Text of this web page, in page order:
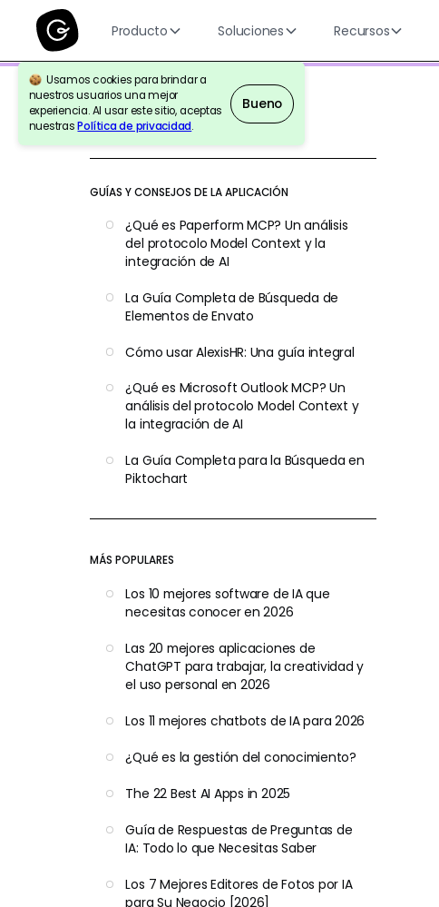
Producto Soluciones Recursos
Usamos cookies para brindar a
nuestros usuarios una mejor
experiencia. Al usar este sitio, aceptas
nuestrasPolítica de privacidad.
Bueno
Volver a la Referencia
GUÍAS Y CONSEJOS DE LA APLICACIÓN
¿Qué es Paperform MCP? Un análisis
del protocolo Model Context y la
integración de AI
La Guía Completa de Búsqueda de
Elementos de Envato
Cómo usar AlexisHR: Una guía integral
¿Qué es Microsoft Outlook MCP? Un
análisis del protocolo Model Context y
la integración de AI
La Guía Completa para la Búsqueda en
Piktochart
MÁS POPULARES
Los 10 mejores software de IA que
necesitas conocer en 2026
Las 20 mejores aplicaciones de
ChatGPT para trabajar, la creatividad y
el uso personal en 2026
Los 11 mejores chatbots de IA para 2026
¿Qué es la gestión del conocimiento?
The 22 Best AI Apps in 2025
Guía de Respuestas de Preguntas de
IA: Todo lo que Necesitas Saber
Los 7 Mejores Editores de Fotos por IA
para Su Negocio [2026]